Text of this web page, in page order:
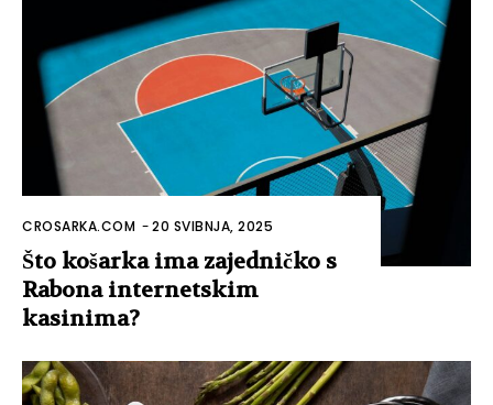
CROSARKA.COM -20 SVIBNJA, 2025
Što košarka ima zajedničko s
Rabona internetskim
kasinima?